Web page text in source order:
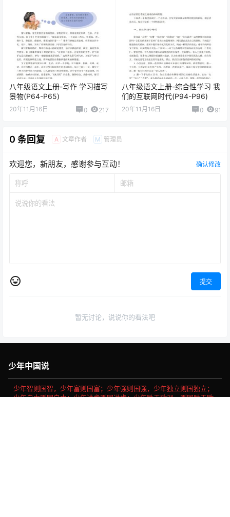
八年级语文上册-写作 学习描写
景物(P64-P65)
20年11月16日 0 217
八年级语文上册-综合性学习 我
们的互联网时代(P94-P96)
20年11月16日 0 91
0 条回复 A 文章作者 M 管理员
欢迎您，新朋友，感谢参与互动！ 确认修改
提交
暂无讨论，说说你的看法吧
少年中国说
少年智则国智，少年富则国富；少年强则国强，少年独立则国独立；
少年自由则国自由；少年进步则国进步；少年胜于欧洲，则国胜于欧